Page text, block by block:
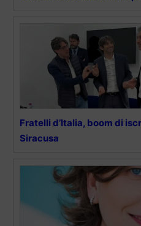
Fratelli d’Italia, boom di
Siracusa